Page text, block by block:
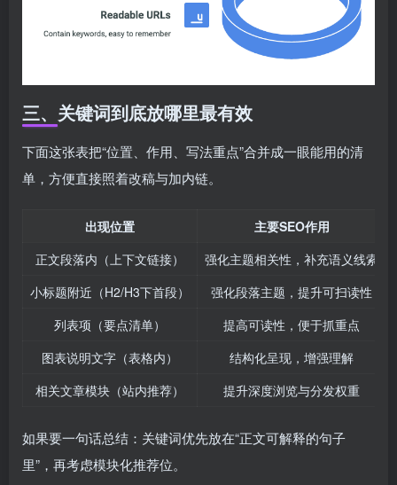
三、关键词到底放哪里最有效
下面这张表把“位置、作用、写法重点”合并成一眼能用的清
单，方便直接照着改稿与加内链。
出现位置
主要SEO作用
正文段落内（上下文链接）
强化主题相关性，补充语义线索
小标题附近（H2/H3下首段）
强化段落主题，提升可扫读性
列表项（要点清单）
提高可读性，便于抓重点
图表说明文字（表格内）
结构化呈现，增强理解
相关文章模块（站内推荐）
提升深度浏览与分发权重
如果要一句话总结：关键词优先放在“正文可解释的句子
里”，再考虑模块化推荐位。